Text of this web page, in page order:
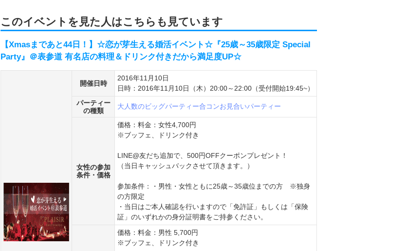
このイベントを見た人はこちらも見ています
【Xmasまであと44日！】☆恋が芽生える婚活イベント☆『25歳～35歳限定 Special
Party』＠表参道 有名店の料理＆ドリンク付きだから満足度UP☆
開催日時
2016年11月10日
日時：2016年11月10日（木）20:00～22:00（受付開始19:45~）
パーティー
の種類
大人数のビッグパーティー合コンお見合いパーティー
女性の参加
条件・価格
価格：料金：女性4,700円
※ブッフェ、ドリンク付き
LINE@友だち追加で、500円OFFクーポンプレゼント！
（当日キャッシュバックさせて頂きます。）
参加条件：・男性・女性ともに25歳～35歳位までの方 ※独身
の方限定
・当日はご本人確認を行いますので「免許証」もしくは「保険
証」のいずれかの身分証明書をご持参ください。
価格：料金：男性 5,700円
※ブッフェ、ドリンク付き